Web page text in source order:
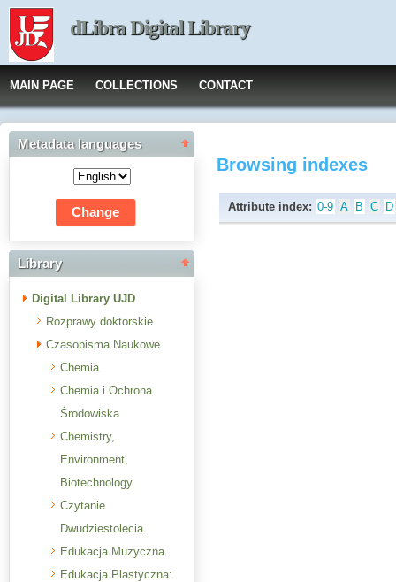
dLibra Digital Library
MAIN PAGE COLLECTIONS CONTACT
Metadata languages
Library
Digital Library UJD
Rozprawy doktorskie
Czasopisma Naukowe
Chemia
Chemia i Ochrona
Środowiska
Chemistry,
Environment,
Biotechnology
Czytanie
Dwudziestolecia
Edukacja Muzyczna
Edukacja Plastyczna:
Browsing indexes
Attribute index: 0-9 A B C D